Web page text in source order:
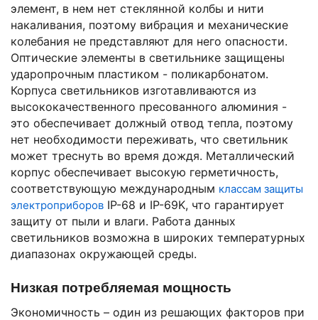
элемент, в нем нет стеклянной колбы и нити
накаливания, поэтому вибрация и механические
колебания не представляют для него опасности.
Оптические элементы в светильнике защищены
ударопрочным пластиком - поликарбонатом.
Корпуса светильников изготавливаются из
высококачественного пресованного алюминия -
это обеспечивает должный отвод тепла, поэтому
нет необходимости переживать, что светильник
может треснуть во время дождя. Металлический
корпус обеспечивает высокую герметичность,
соответствующую международным классам защиты
электроприборов IP-68 и IP-69K, что гарантирует
защиту от пыли и влаги. Работа данных
светильников возможна в широких температурных
диапазонах окружающей среды.
Низкая потребляемая мощность
Экономичность – один из решающих факторов при